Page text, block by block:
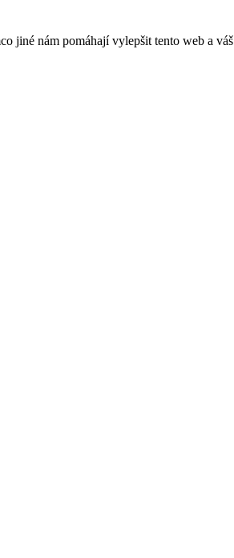
jiné nám pomáhají vylepšit tento web a